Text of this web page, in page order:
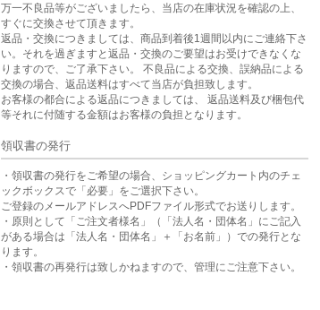
万一不良品等がございましたら、当店の在庫状況を確認の上、
すぐに交換させて頂きます。
返品・交換につきましては、商品到着後1週間以内にご連絡下さ
い。それを過ぎますと返品・交換のご要望はお受けできなくな
りますので、ご了承下さい。 不良品による交換、誤納品による
交換の場合、返品送料はすべて当店が負担致します。
お客様の都合による返品につきましては、 返品送料及び梱包代
等それに付随する金額はお客様の負担となります。
領収書の発行
・領収書の発行をご希望の場合、ショッピングカート内のチェ
ックボックスで「必要」をご選択下さい。
ご登録のメールアドレスへPDFファイル形式でお送りします。
・原則として「ご注文者様名」（「法人名・団体名」にご記入
がある場合は「法人名・団体名」＋「お名前」）での発行とな
ります。
・領収書の再発行は致しかねますので、管理にご注意下さい。